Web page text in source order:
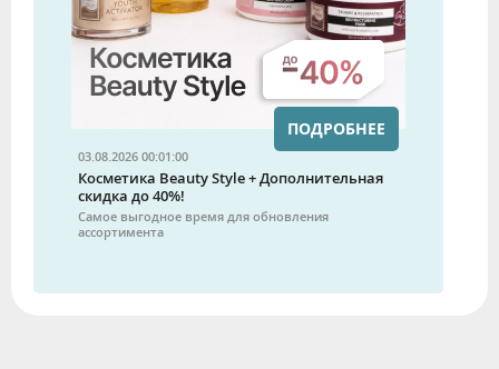
03.08.2026 00:01:00
Косметика Beauty Style + Дополнительная
скидка до 40%!
Самое выгодное время для обновления
ассортимента
ПОДРОБНЕЕ